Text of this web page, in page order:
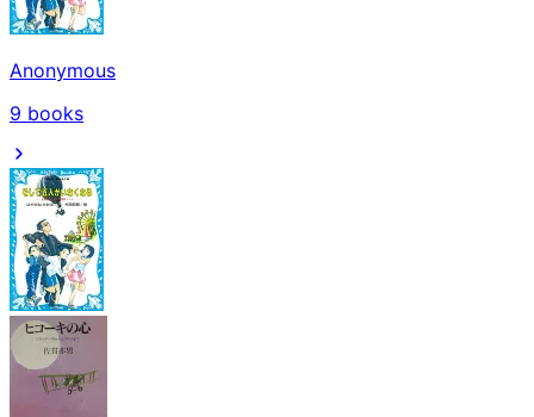
Anonymous
9 books